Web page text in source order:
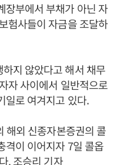
장부에서 부채가 아닌 자
험사들이 자금을 조달하
지 않았다고 해서 채무
자 사이에서 일반적으로
일로 여겨지고 있다.
해외 신종자본증권의 콜
격이 이어지자 7일 콜옵
. 조승리 기자